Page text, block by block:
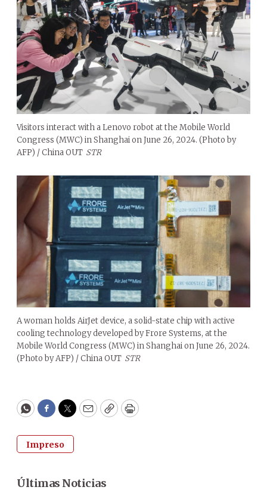
Visitors interact with a Lenovo robot at the Mobile World
Congress (MWC) in Shanghai on June 26, 2024. (Photo by
AFP) / China OUT STR
A woman holds AirJet device, a solid-state chip with active
cooling technology developed by Frore Systems, at the
Mobile World Congress (MWC) in Shanghai on June 26, 2024.
(Photo by AFP) / China OUT STR
WhatsApp
Facebook
Twitter
EmailCopyPrint
Impreso
Últimas Noticias